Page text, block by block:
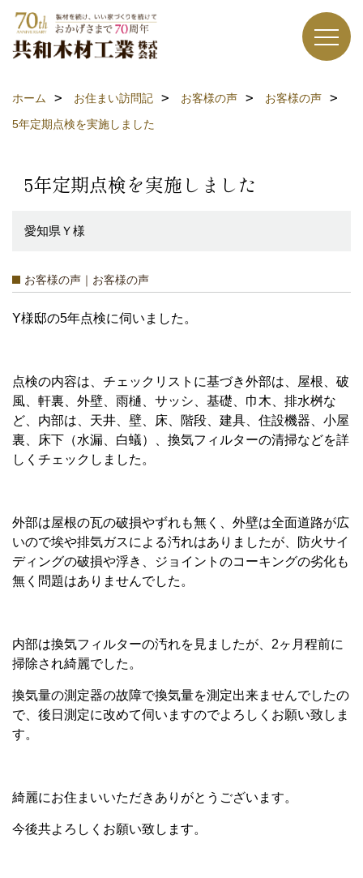
ホーム お住まい訪問記 お客様の声
お客様の声
5年定期点検を実施しました
5年定期点検を実施しました
愛知県Ｙ様
お客様の声｜お客様の声
Y様邸の5年点検に伺いました。
点検の内容は、チェックリストに基づき外部は、屋根、破
風、軒裏、外壁、雨樋、サッシ、基礎、巾木、排水桝な
ど、内部は、天井、壁、床、階段、建具、住設機器、小屋
裏、床下（水漏、白蟻）、換気フィルターの清掃などを詳
しくチェックしました。
外部は屋根の瓦の破損やずれも無く、外壁は全面道路が広
いので埃や排気ガスによる汚れはありましたが、防火サイ
ディングの破損や浮き、ジョイントのコーキングの劣化も
無く問題はありませんでした。
内部は換気フィルターの汚れを見ましたが、2ヶ月程前に
掃除され綺麗でした。
換気量の測定器の故障で換気量を測定出来ませんでしたの
で、後日測定に改めて伺いますのでよろしくお願い致しま
す。
綺麗にお住まいいただきありがとうございます。
今後共よろしくお願い致します。